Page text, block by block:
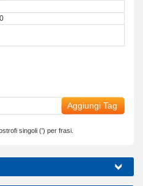
Aggiungi Tag
singoli (') per frasi.